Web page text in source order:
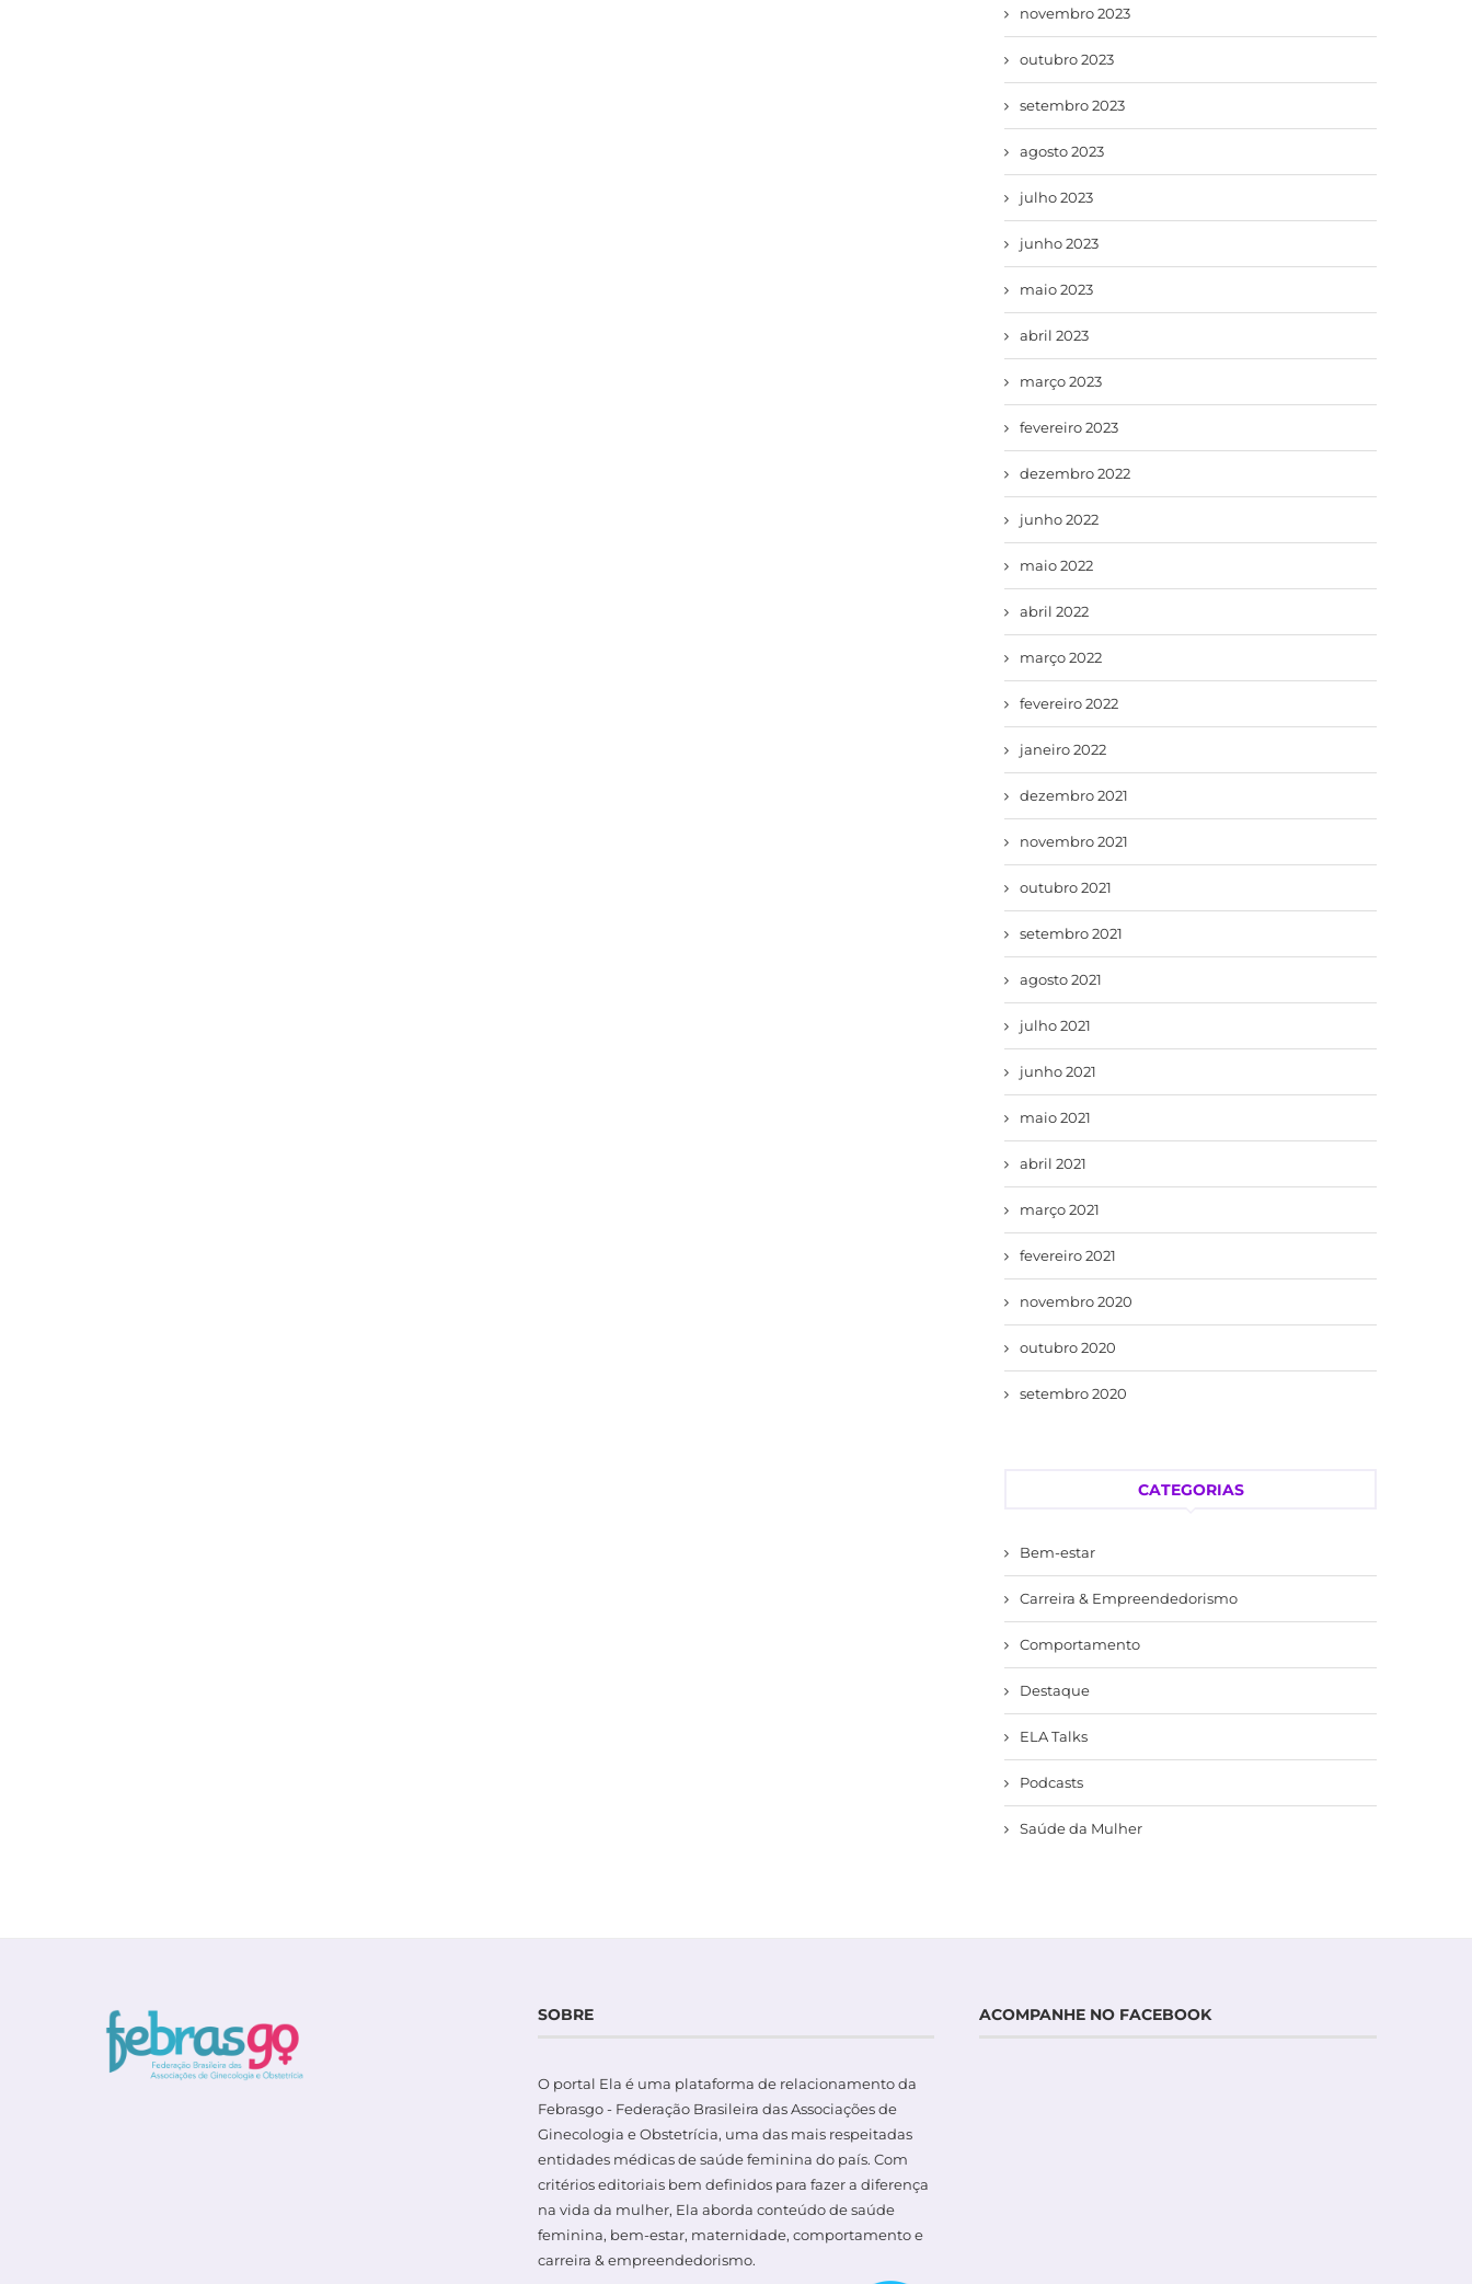
novembro 2023
outubro 2023
setembro 2023
agosto 2023
julho 2023
junho 2023
maio 2023
abril 2023
março 2023
fevereiro 2023
dezembro 2022
junho 2022
maio 2022
abril 2022
março 2022
fevereiro 2022
janeiro 2022
dezembro 2021
novembro 2021
outubro 2021
setembro 2021
agosto 2021
julho 2021
junho 2021
maio 2021
abril 2021
março 2021
fevereiro 2021
novembro 2020
outubro 2020
setembro 2020
CATEGORIAS
Bem-estar
Carreira & Empreendedorismo
Comportamento
Destaque
ELA Talks
Podcasts
Saúde da Mulher
SOBRE
O portal Ela é uma plataforma de relacionamento da
Febrasgo - Federação Brasileira das Associações de
Ginecologia e Obstetrícia, uma das mais respeitadas
entidades médicas de saúde feminina do país. Com
critérios editoriais bem definidos para fazer a diferença
na vida da mulher, Ela aborda conteúdo de saúde
feminina, bem-estar, maternidade, comportamento e
carreira & empreendedorismo.
ACOMPANHE NO FACEBOOK